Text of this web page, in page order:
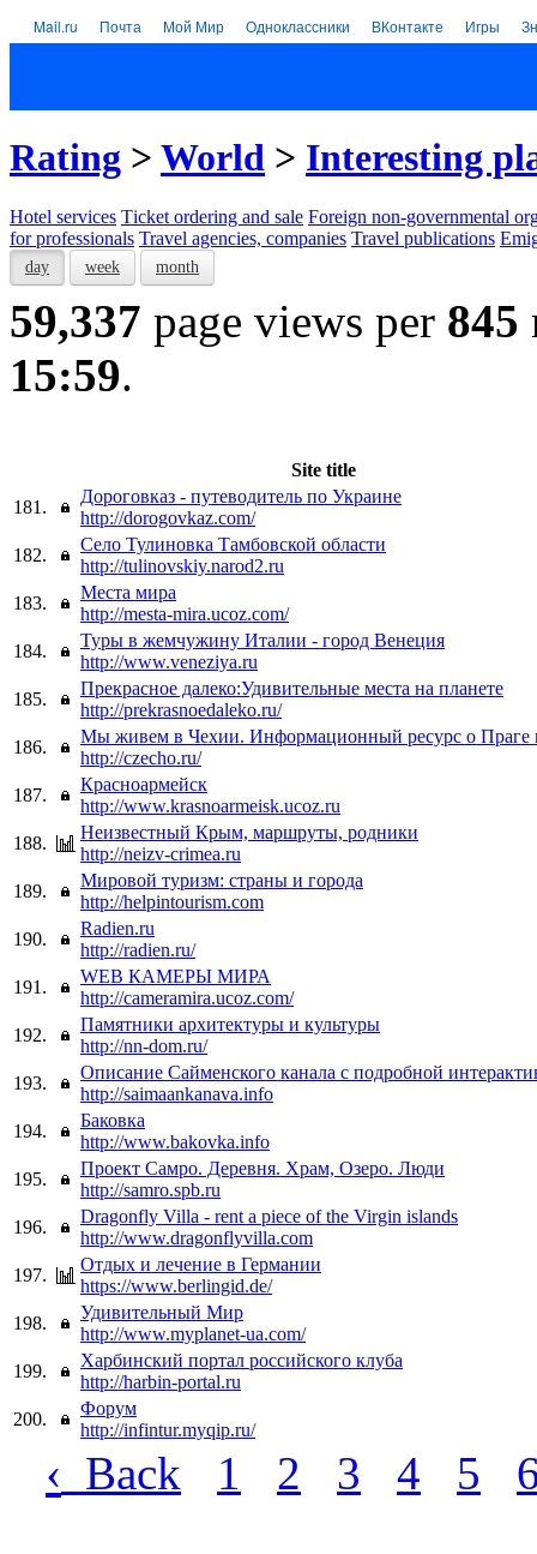
Mail.ru Почта Мой Мир Одноклассники ВКонтакте Игры
Rating > World > Interesting
Hotel services Тicket ordering and sale Foreign non-governmental
for professionals Travel agencies, companies Travel publications
day week month
59,337 page views per 845
15:59.
Site title
181.
Дороговказ - путеводитель по Украине
http://dorogovkaz.com/
182.
Село Тулиновка Тамбовской области
http://tulinovskiy.narod2.ru
183.
Места мира
http://mesta-mira.ucoz.com/
184.
Туры в жемчужину Италии - город Венеция
http://www.veneziya.ru
185.
Прекрасное далеко:Удивительные места на планете
http://prekrasnoedaleko.ru/
186.
Мы живем в Чехии. Информационный ресурс о Праге
http://czecho.ru/
187.
Красноармейск
http://www.krasnoarmeisk.ucoz.ru
188.
Неизвестный Крым, маршруты, родники
http://neizv-crimea.ru
189.
Мировой туризм: страны и города
http://helpintourism.com
190.
Radien.ru
http://radien.ru/
191.
WEB КАМЕРЫ МИРА
http://cameramira.ucoz.com/
192.
Памятники архитектуры и культуры
http://nn-dom.ru/
193.
Описание Сайменского канала с подробной
http://saimaankanava.info
194.
Баковка
http://www.bakovka.info
195.
Проект Самро. Деревня. Храм, Озеро. Люди
http://samro.spb.ru
196.
Dragonfly Villa - rent a piece of the Virgin islands
http://www.dragonflyvilla.com
197.
Отдых и лечение в Германии
https://www.berlingid.de/
198.
Удивительный Мир
http://www.myplanet-ua.com/
199.
Харбинский портал российского клуба
http://harbin-portal.ru
200.
Форум
http://infintur.myqip.ru/
‹ Back 1 2 3 4 5